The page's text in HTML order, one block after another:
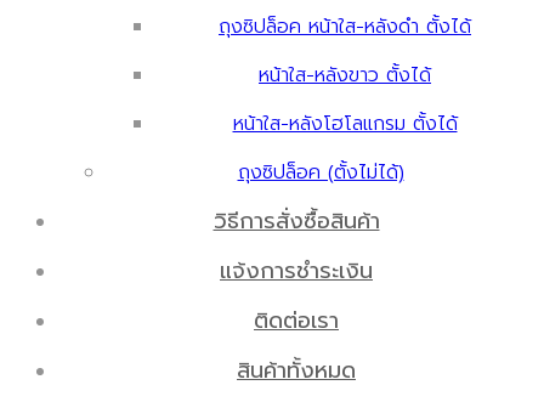
ถุงซิปล็อค หน้าใส-หลังดำ ตั้งได้
หน้าใส-หลังขาว ตั้งได้
หน้าใส-หลังโฮโลแกรม ตั้งได้
ถุงซิปล็อค (ตั้งไม่ได้)
วิธีการสั่งซื้อสินค้า
แจ้งการชำระเงิน
ติดต่อเรา
สินค้าทั้งหมด